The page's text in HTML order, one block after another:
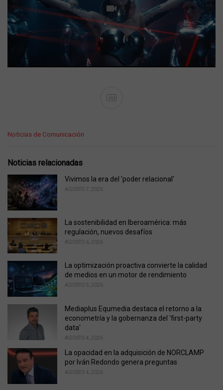
Ad
C
e
r
e
Noticias de Comunicación
Noticias relacionadas
Vivimos la era del 'poder relacional'
AGOSTO 7, 2026
La sostenibilidad en Iberoamérica: más
regulación, nuevos desafíos
AGOSTO 6, 2026
La optimización proactiva convierte la calidad
de medios en un motor de rendimiento
AGOSTO 5, 2026
Mediaplus Equmedia destaca el retorno a la
econometría y la gobernanza del 'first-party
data'
AGOSTO 4, 2026
La opacidad en la adquisición de NORCLAMP
por Iván Redondo genera preguntas
AGOSTO 4, 2026